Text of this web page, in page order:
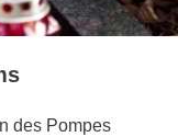
des Pompes